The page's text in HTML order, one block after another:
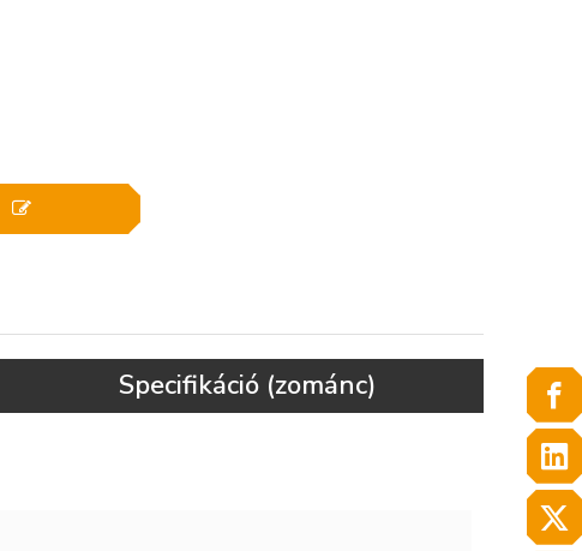
Specifikáció (zománc)